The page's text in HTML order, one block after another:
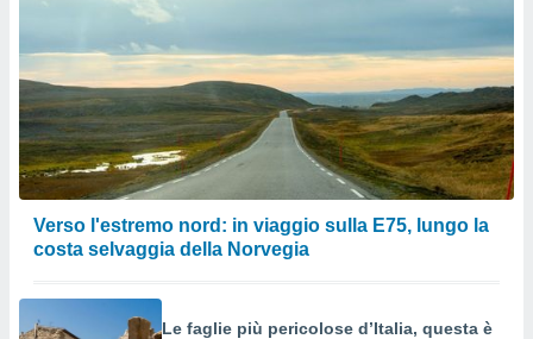
Verso l'estremo nord: in viaggio sulla E75, lungo la
costa selvaggia della Norvegia
Le faglie più pericolose d’Italia, questa è